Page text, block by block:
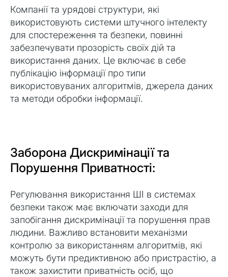
Компанії та урядові структури, які
використовують системи штучного інтелекту
для спостереження та безпеки, повинні
забезпечувати прозорість своїх дій та
використання даних. Це включає в себе
публікацію інформації про типи
використовуваних алгоритмів, джерела даних
та методи обробки інформації.
Заборона Дискримінації та
Порушення Приватності:
Регулювання використання ШІ в системах
безпеки також має включати заходи для
запобігання дискримінації та порушення прав
людини. Важливо встановити механізми
контролю за використанням алгоритмів, які
можуть бути предиктивною або пристрастію, а
також захистити приватність осіб, що